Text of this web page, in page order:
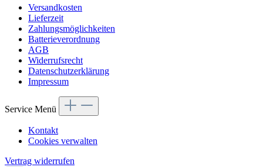
Versandkosten
Lieferzeit
Zahlungsmöglichkeiten
Batterieverordnung
AGB
Widerrufsrecht
Datenschutzerklärung
Impressum
Service Menü
Kontakt
Cookies verwalten
Vertrag widerrufen